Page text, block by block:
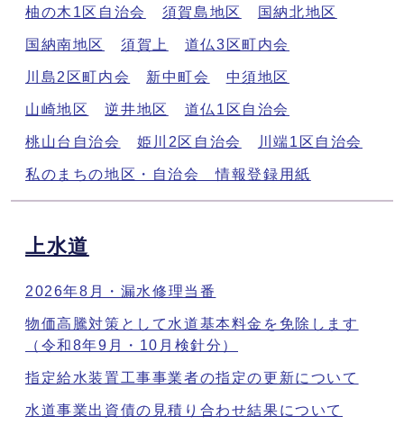
柚の木1区自治会 須賀島地区 国納北地区
国納南地区 須賀上 道仏3区町内会
川島2区町内会 新中町会 中須地区
山崎地区 逆井地区 道仏1区自治会
桃山台自治会 姫川2区自治会 川端1区自治会
私のまちの地区・自治会 情報登録用紙
上水道
2026年8月・漏水修理当番
物価高騰対策として水道基本料金を免除します
（令和8年9月・10月検針分）
指定給水装置工事事業者の指定の更新について
水道事業出資債の見積り合わせ結果について